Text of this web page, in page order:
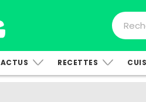
ACTUS RECETTES